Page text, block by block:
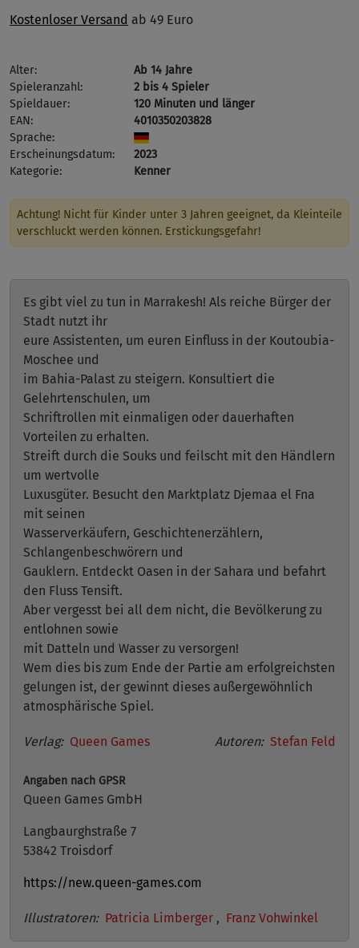
Kostenloser Versand ab 49 Euro
Alter:
Ab 14 Jahre
Spieleranzahl:
2 bis 4 Spieler
Spieldauer:
120 Minuten und länger
EAN:
4010350203828
Sprache:
Erscheinungsdatum:
2023
Kategorie:
Kenner
Achtung! Nicht für Kinder unter 3 Jahren geeignet, da Kleinteile
verschluckt werden können. Erstickungsgefahr!
Es gibt viel zu tun in Marrakesh! Als reiche Bürger der
Stadt nutzt ihr
eure Assistenten, um euren Einfluss in der Koutoubia-
Moschee und
im Bahia-Palast zu steigern. Konsultiert die
Gelehrtenschulen, um
Schriftrollen mit einmaligen oder dauerhaften
Vorteilen zu erhalten.
Streift durch die Souks und feilscht mit den Händlern
um wertvolle
Luxusgüter. Besucht den Marktplatz Djemaa el Fna
mit seinen
Wasserverkäufern, Geschichtenerzählern,
Schlangenbeschwörern und
Gauklern. Entdeckt Oasen in der Sahara und befahrt
den Fluss Tensift.
Aber vergesst bei all dem nicht, die Bevölkerung zu
entlohnen sowie
mit Datteln und Wasser zu versorgen!
Wem dies bis zum Ende der Partie am erfolgreichsten
gelungen ist, der gewinnt dieses außergewöhnlich
atmosphärische Spiel.
Verlag: Queen Games
Angaben nach GPSR
Queen Games GmbH
Langbaurghstraße 7
53842 Troisdorf
https://new.queen-games.com
Autoren: Stefan Feld
Illustratoren: Patricia Limberger , Franz Vohwinkel